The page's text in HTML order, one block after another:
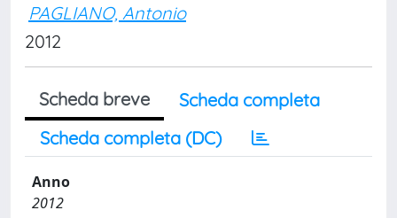
PAGLIANO, Antonio
2012
Scheda breve
Scheda completa
Scheda completa (DC)
Anno
2012